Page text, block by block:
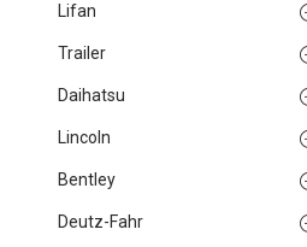
Lifan
Trailer
Daihatsu
Lincoln
Bentley
Deutz-Fahr